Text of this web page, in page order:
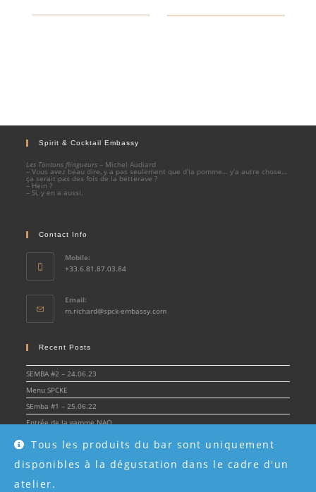
Tous les produits du bar sont uniquement
disponibles à la dégustation dans le cadre d'un
atelier.
Spirit & Cocktail Embassy
Les Tontons flingueurs – Michel Audiard
– Vous avez beau dire, y a pas seulement que d’la pomme… y’a autre chose…
ça serait pas des fois de la betterave ?
– Hein ?
– Si, y en a aussi.
Contact Info
Mobile:
+33.6.81.87.03.84
Email:
m.richard@spck-embassy.com
Recent Posts
SEMBA #2 – 24.06.23
Menu SPCKE
SEmba #1 – 25.06.22
Entrée de la gamme NAO
Livraison et mise en fonction du “labo”